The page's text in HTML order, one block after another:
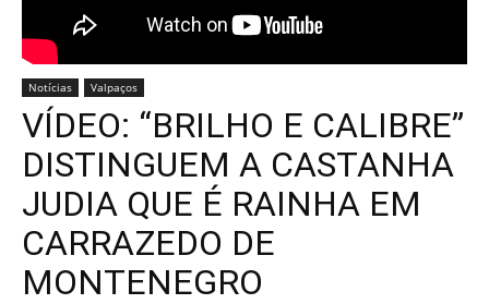
Notícias Valpaços
VÍDEO: “BRILHO E CALIBRE”
DISTINGUEM A CASTANHA
JUDIA QUE É RAINHA EM
CARRAZEDO DE
MONTENEGRO